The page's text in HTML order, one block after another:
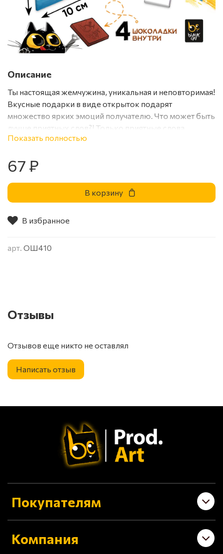
В избранное
арт. ОШ410
Описание
Ты настоящая жемчужина, уникальная и неповторимая!
Вкусные подарки в виде открыток подарят
множество ярких эмоций получателю. Что может быть
лучше приятных слов?! Только приятные слова
дополненные шоколадкой, а тут их целых 4!
Показать полностью
67 ₽
В корзину
Отзывы
Отзывов еще никто не оставлял
Написать отзыв
Покупателям
Компания